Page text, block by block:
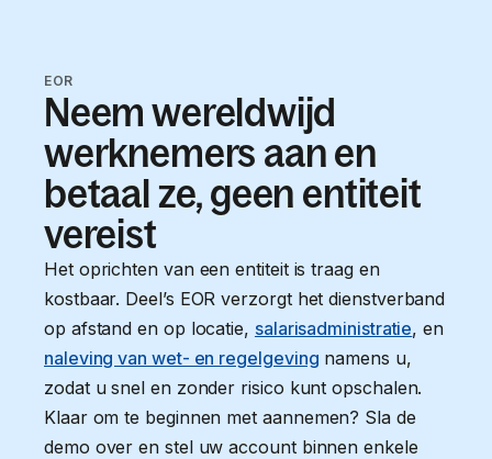
EOR
Neem wereldwijd
werknemers aan en
betaal ze, geen entiteit
vereist
Het oprichten van een entiteit is traag en
kostbaar. Deel’s EOR verzorgt het dienstverband
op afstand en op locatie, salarisadministratie, en
naleving van wet- en regelgeving namens u,
zodat u snel en zonder risico kunt opschalen.
Klaar om te beginnen met aannemen? Sla de
demo over en stel uw account binnen enkele